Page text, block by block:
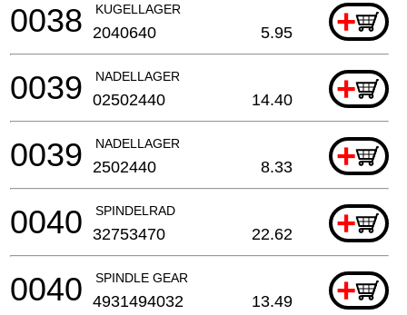
KUGELLAGER +
0038 2040640 5.95
NADELLAGER +
0039 02502440 14.40
NADELLAGER +
0039 2502440 8.33
SPINDELRAD +
0040 32753470 22.62
SPINDLE GEAR +
0040 4931494032 13.49